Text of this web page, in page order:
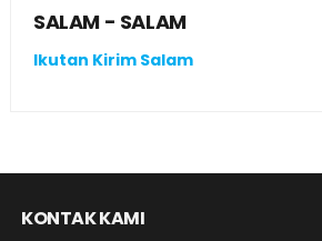
SALAM - SALAM
Ikutan Kirim Salam
KONTAK KAMI